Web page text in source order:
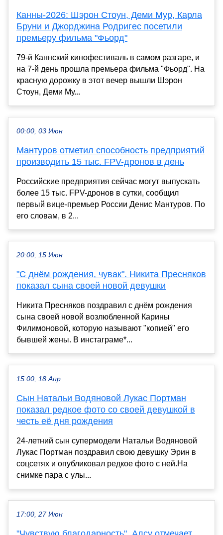
Канны-2026: Шэрон Стоун, Деми Мур, Карла
Бруни и Джорджина Родригес посетили
премьеру фильма "Фьорд"
79-й Каннский кинофестиваль в самом разгаре, и
на 7-й день прошла премьера фильма "Фьорд". На
красную дорожку в этот вечер вышли Шэрон
Стоун, Деми Му...
00:00, 03 Июн
Мантуров отметил способность предприятий
производить 15 тыс. FPV-дронов в день
Российские предприятия сейчас могут выпускать
более 15 тыс. FPV-дронов в сутки, сообщил
первый вице-премьер России Денис Мантуров. По
его словам, в 2...
20:00, 15 Июн
"С днём рождения, чувак". Никита Пресняков
показал сына своей новой девушки
Никита Пресняков поздравил с днём рождения
сына своей новой возлюбленной Карины
Филимоновой, которую называют "копией" его
бывшей жены. В инстаграме*...
15:00, 18 Апр
Сын Натальи Водяновой Лукас Портман
показал редкое фото со своей девушкой в
честь её дня рождения
24-летний сын супермодели Натальи Водяновой
Лукас Портман поздравил свою девушку Эрин в
соцсетях и опубликовал редкое фото с ней.На
снимке пара с улы...
17:00, 27 Июн